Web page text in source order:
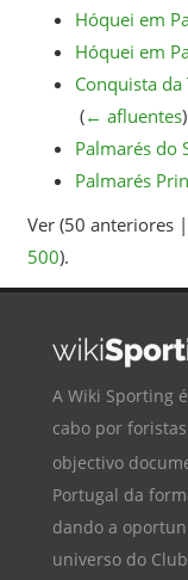
Hóquei em
Hóquei em
Conquista da
(← afluentes)
Palmarés do
Palmarés
Ver (50 anteriores
500).
A Wiki Sporting
cabo por
objectivo
Portugal da
dando a
universo do